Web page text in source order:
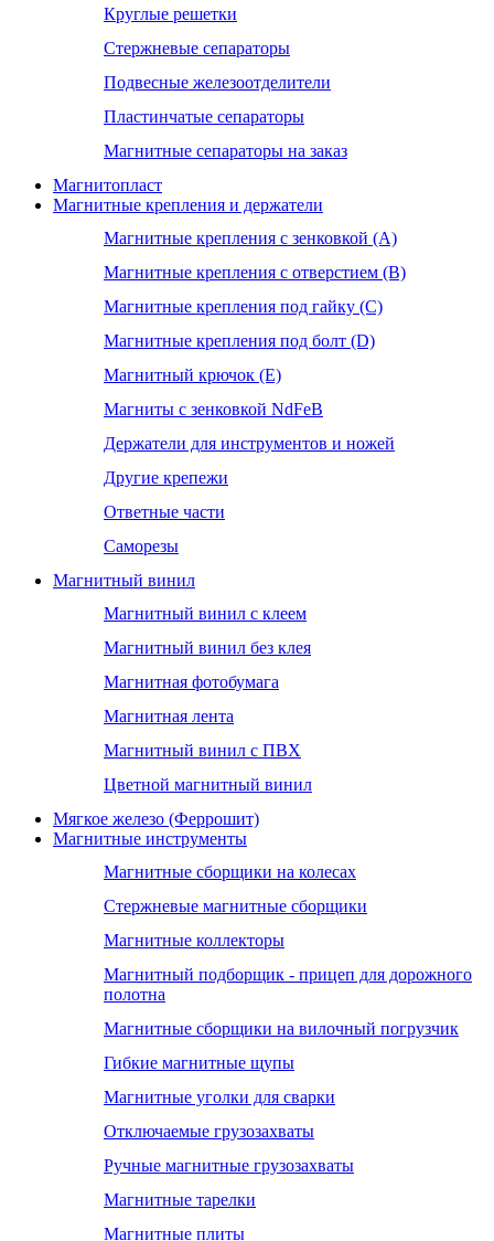
Круглые решетки
Стержневые сепараторы
Подвесные железоотделители
Пластинчатые сепараторы
Магнитные сепараторы на заказ
Магнитопласт
Магнитные крепления и держатели
Магнитные крепления с зенковкой (А)
Магнитные крепления с отверстием (В)
Магнитные крепления под гайку (С)
Магнитные крепления под болт (D)
Магнитный крючок (Е)
Магниты с зенковкой NdFeB
Держатели для инструментов и ножей
Другие крепежи
Ответные части
Саморезы
Магнитный винил
Магнитный винил с клеем
Магнитный винил без клея
Магнитная фотобумага
Магнитная лента
Магнитный винил с ПВХ
Цветной магнитный винил
Мягкое железо (Феррошит)
Магнитные инструменты
Магнитные сборщики на колесах
Стержневые магнитные сборщики
Магнитные коллекторы
Магнитный подборщик - прицеп для дорожного
полотна
Магнитные сборщики на вилочный погрузчик
Гибкие магнитные щупы
Магнитные уголки для сварки
Отключаемые грузозахваты
Ручные магнитные грузозахваты
Магнитные тарелки
Магнитные плиты